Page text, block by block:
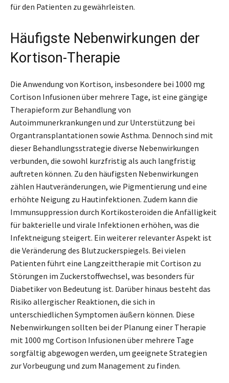
für den Patienten zu gewährleisten.
Häufigste Nebenwirkungen der
Kortison-Therapie
Die Anwendung von Kortison, insbesondere bei 1000 mg
Cortison Infusionen über mehrere Tage, ist eine gängige
Therapieform zur Behandlung von
Autoimmunerkrankungen und zur Unterstützung bei
Organtransplantationen sowie Asthma. Dennoch sind mit
dieser Behandlungsstrategie diverse Nebenwirkungen
verbunden, die sowohl kurzfristig als auch langfristig
auftreten können. Zu den häufigsten Nebenwirkungen
zählen Hautveränderungen, wie Pigmentierung und eine
erhöhte Neigung zu Hautinfektionen. Zudem kann die
Immunsuppression durch Kortikosteroiden die Anfälligkeit
für bakterielle und virale Infektionen erhöhen, was die
Infektneigung steigert. Ein weiterer relevanter Aspekt ist
die Veränderung des Blutzuckerspiegels. Bei vielen
Patienten führt eine Langzeittherapie mit Cortison zu
Störungen im Zuckerstoffwechsel, was besonders für
Diabetiker von Bedeutung ist. Darüber hinaus besteht das
Risiko allergischer Reaktionen, die sich in
unterschiedlichen Symptomen äußern können. Diese
Nebenwirkungen sollten bei der Planung einer Therapie
mit 1000 mg Cortison Infusionen über mehrere Tage
sorgfältig abgewogen werden, um geeignete Strategien
zur Vorbeugung und zum Management zu finden.